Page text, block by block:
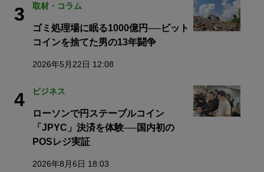
3 取材・コラム
ゴミ処理場に眠る1000億円──ビット
コインを捨てた男の13年闘争
2026年5月22日 12:08
4 ビジネス
ローソンで円ステーブルコイン
「JPYC」決済を体験──国内初の
POSレジ実証
2026年8月6日 18:03